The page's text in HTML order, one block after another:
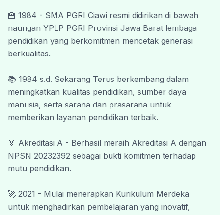
serta membentuk peserta didik yang
berakhlak mulia, mandiri, kreatif, dan siap
menghadapi tantangan masa depan.
Kami menyadari bahwa kemajuan pendidikan
kerja sama dari berbagai pihak. Oleh karena
itu, kami mengucapkan terima kasih kepada
seluruh guru, tenaga kependidikan, peserta
didik, orang tua, komite sekolah, alumni, dan
kontribusi terbaik bagi kemajuan SMA PGRI
Ciawi.
Akhir kata, semoga website ini dapat
jembatan komunikasi yang efektif antara
sekolah dan masyarakat.
🏫 1984 - SMA PGRI Ciawi resmi didirikan di bawah
naungan YPLP PGRI Provinsi Jawa Barat lembaga
pendidikan yang berkomitmen mencetak generasi
berkualitas.
📚 1984 s.d. Sekarang Terus berkembang dalam
meningkatkan kualitas pendidikan, sumber daya
manusia, serta sarana dan prasarana untuk
memberikan layanan pendidikan terbaik.
🏅 Akreditasi A - Berhasil meraih Akreditasi A dengan
NPSN 20232392 sebagai bukti komitmen terhadap
mutu pendidikan.
🚀 2021 - Mulai menerapkan Kurikulum Merdeka
untuk menghadirkan pembelajaran yang inovatif,